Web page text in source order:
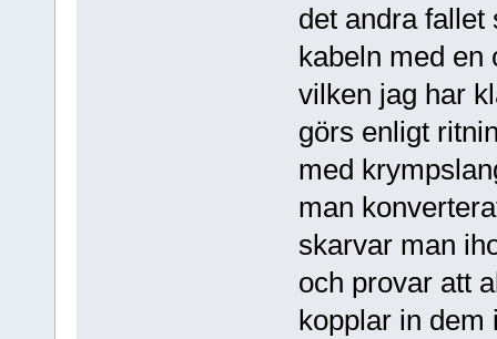
det andra fallet
kabeln med en
vilken jag har
görs enligt
med
man
skarvar man
och provar att
kopplar in dem